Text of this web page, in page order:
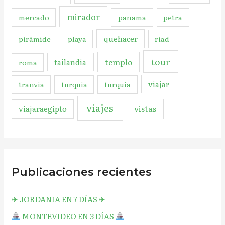
mercado mirador panama petra
pirámide playa quehacer riad
roma tailandia templo tour
tranvia turquia turquía viajar
viajaraegipto viajes vistas
Publicaciones recientes
✈︎ JORDANIA EN 7 DÍAS ✈︎
MONTEVIDEO EN 3 DÍAS